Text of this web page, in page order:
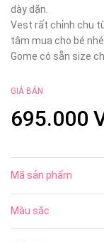
dày dặn.
Vest rất chỉnh chu
tâm mua cho bé
Gome có sẵn size
GIÁ BÁN
695.000
Mã sản phẩm
Màu sắc